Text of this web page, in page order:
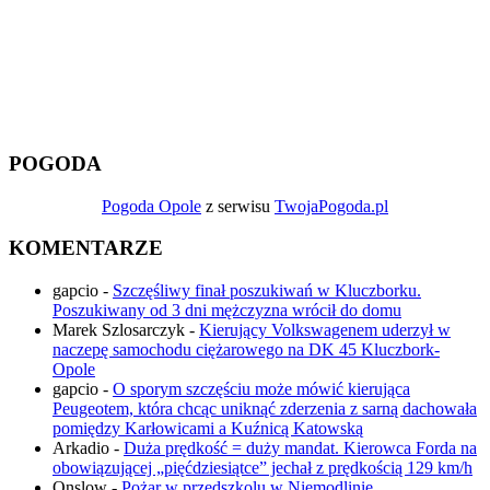
POGODA
Pogoda Opole z serwisu TwojaPogoda.pl
KOMENTARZE
gapcio - Szczęśliwy finał poszukiwań w Kluczborku.
Poszukiwany od 3 dni mężczyzna wrócił do domu
Marek Szlosarczyk - Kierujący Volkswagenem uderzył w
naczepę samochodu ciężarowego na DK 45 Kluczbork-
Opole
gapcio - O sporym szczęściu może mówić kierująca
Peugeotem, która chcąc uniknąć zderzenia z sarną dachowała
pomiędzy Karłowicami a Kuźnicą Katowską
Arkadio - Duża prędkość = duży mandat. Kierowca Forda na
obowiązującej „pięćdziesiątce” jechał z prędkością 129 km/h